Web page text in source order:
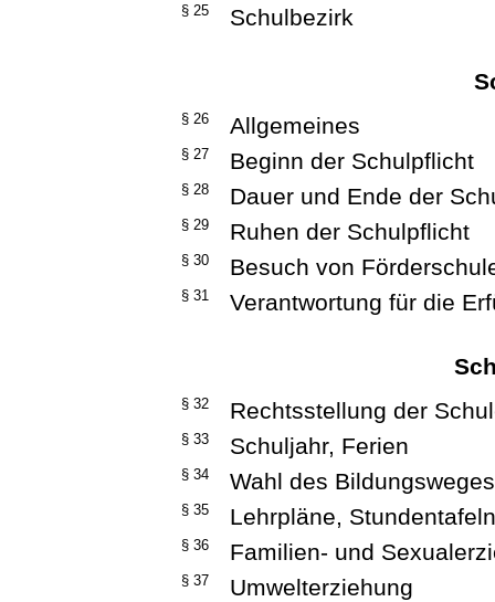
§ 25 Schulbezirk
§ 26 Allgemeines
§ 27 Beginn der Schulpflicht
§ 28 Dauer und Ende der
§ 29 Ruhen der Schulpflicht
§ 30 Besuch von
§ 31 Verantwortung für die
§ 32 Rechtsstellung der
§ 33 Schuljahr, Ferien
§ 34 Wahl des Bildungsweges
§ 35 Lehrpläne,
§ 36 Familien- und
§ 37 Umwelterziehung